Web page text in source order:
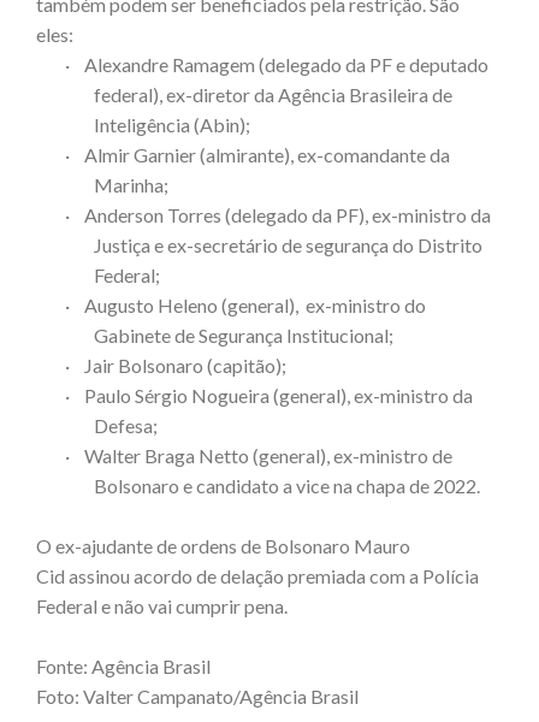
eles:
·
Alexandre Ramagem (delegado da PF e deputado
federal), ex-diretor da Agência Brasileira de
Inteligência (Abin);
·
Almir Garnier (almirante), ex-comandante da
Marinha;
·
Anderson Torres (delegado da PF), ex-ministro da
Justiça e ex-secretário de segurança do Distrito
Federal;
·
Augusto Heleno (general), ex-ministro do
Gabinete de Segurança Institucional;
·
Jair Bolsonaro (capitão);
·
Paulo Sérgio Nogueira (general), ex-ministro da
Defesa;
·
Walter Braga Netto (general), ex-ministro de
Bolsonaro e candidato a vice na chapa de 2022.
O ex-ajudante de ordens de Bolsonaro Mauro
Cid assinou acordo de delação premiada com a Polícia
Federal e não vai cumprir pena.
Fonte: Agência Brasil
Foto: Valter Campanato/Agência Brasil